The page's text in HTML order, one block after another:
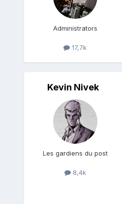
Administrators
17,7k
Kevin Nivek
Les gardiens du post
8,4k